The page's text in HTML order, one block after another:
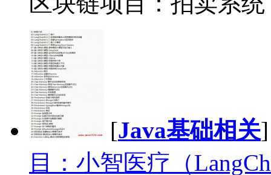
[Java基础相关
目：小智医疗（